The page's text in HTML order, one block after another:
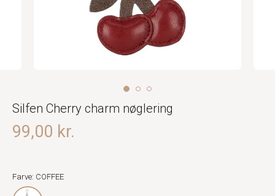
Silfen Cherry charm nøglering
99,00 kr.
Farve: COFFEE